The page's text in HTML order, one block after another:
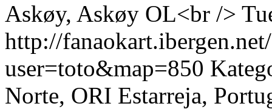
Askøy, Askøy OL<br />
http://
user=toto&map=850
Norte, ORI Estarreja,